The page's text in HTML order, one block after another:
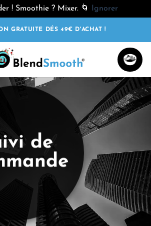
! Smoothie ? Mixer. 🌀
Ignorer
GRATUITE DÉS 49€ D'ACHAT !
de